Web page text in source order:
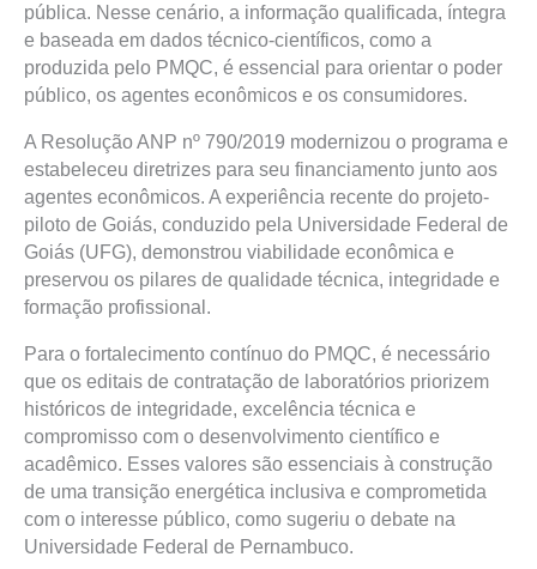
pública. Nesse cenário, a informação qualificada, íntegra
e baseada em dados técnico-científicos, como a
produzida pelo PMQC, é essencial para orientar o poder
público, os agentes econômicos e os consumidores.
A Resolução ANP nº 790/2019 modernizou o programa e
estabeleceu diretrizes para seu financiamento junto aos
agentes econômicos. A experiência recente do projeto-
piloto de Goiás, conduzido pela Universidade Federal de
Goiás (UFG), demonstrou viabilidade econômica e
preservou os pilares de qualidade técnica, integridade e
formação profissional.
Para o fortalecimento contínuo do PMQC, é necessário
que os editais de contratação de laboratórios priorizem
históricos de integridade, excelência técnica e
compromisso com o desenvolvimento científico e
acadêmico. Esses valores são essenciais à construção
de uma transição energética inclusiva e comprometida
com o interesse público, como sugeriu o debate na
Universidade Federal de Pernambuco.